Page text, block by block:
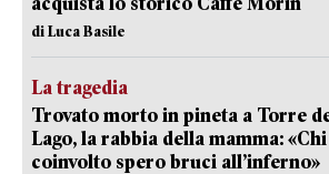
di Luca Basile
La tragedia
Trovato morto in pineta a Torre
Lago, la rabbia della mamma:
coinvolto spero bruci all’inferno»